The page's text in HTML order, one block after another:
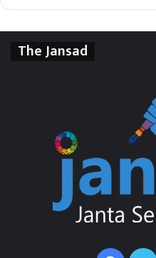
The Jansad